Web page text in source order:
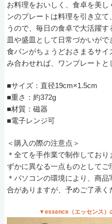
お料理をおいしく、食卓を美
ンのプレートは料理を引き立
うので、毎日の食卓で大活躍
皿や盛皿として日常づかいがで
食パンがちょうどおさまるサ
み合わせれば、ワンプレートと
■サイズ：直径19cm×1.5cm
■重さ：約372g
■材質：磁器
■電子レンジ可
＜購入の際の注意点＞
＊全てを手作業で制作してお
ずかに異なる一点ものとしてご
＊パソコンの環境により、商
合がありますが、予めご了承く
▼essence（エッセンス）